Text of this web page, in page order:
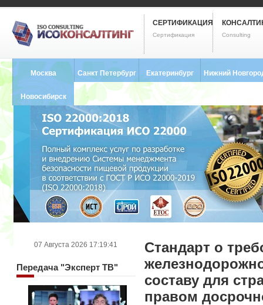
СЕРТИФИКАЦИЯ
Сертификация Consulting
Москва Санкт Петербург
8 (812) 748-2493
Екатеринбург
8 (343) 237-2593
Нижний
Новосибирск
8 (383) 227-8449
Стандарт о
составу для
правом
07 Августа 2026 17:19:41
Передача"Эксперт ТВ"